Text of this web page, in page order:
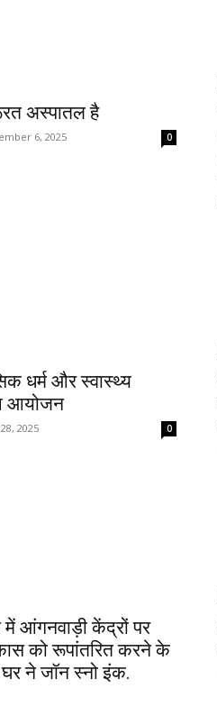
अस्पातल है
6, 2025 0
धर्म और स्वास्थ्य
आयोजन
2025 0
में आंगनवाड़ी केंद्रों पर
को रूपांतरित करने के
ने जॉन स्नो इंक.